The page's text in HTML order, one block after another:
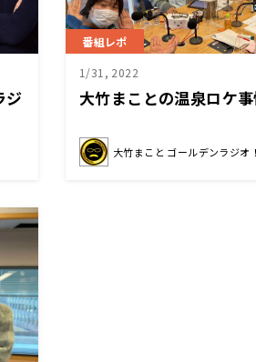
ジ
番組レポ
1/31, 2022
大竹まことの温泉ロケ
大竹まこと ゴールデンラジオ